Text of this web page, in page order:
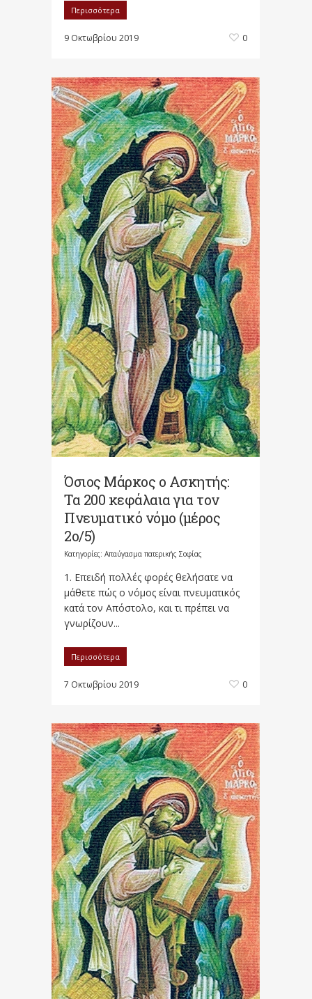
Περισσότερα
9 Οκτωβρίου 2019 0
Όσιος Μάρκος ο Ασκητής:
Τα 200 κεφάλαια για τον
Πνευματικό νόμο (μέρος
2ο/5)
Κατηγορίες: Απαύγασμα πατερικής Σοφίας
1. Επειδή πολλές φορές θελήσατε να
μάθετε πώς ο νόμος είναι πνευματικός
κατά τον Απόστολο, και τι πρέπει να
γνωρίζουν...
Περισσότερα
7 Οκτωβρίου 2019 0